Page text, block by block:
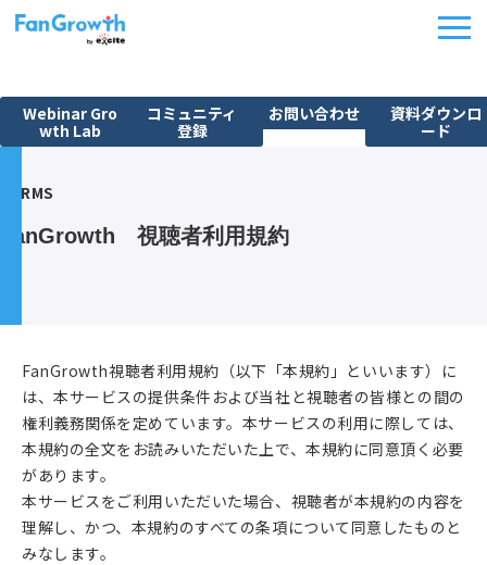
Webinar Gro
wth Lab
コミュニティ
登録
お問い合わせ
資料ダウンロ
ード
課題から探す
導入事例
イベント
FanGrowth Studio
TERMS
FanGrowth　視聴者利用規約
FanGrowth視聴者利用規約（以下「本規約」といいます）に
は、本サービスの提供条件および当社と視聴者の皆様との間の
権利義務関係を定めています。本サービスの利用に際しては、
本規約の全文をお読みいただいた上で、本規約に同意頂く必要
があります。
本サービスをご利用いただいた場合、視聴者が本規約の内容を
理解し、かつ、本規約のすべての条項について同意したものと
みなします。